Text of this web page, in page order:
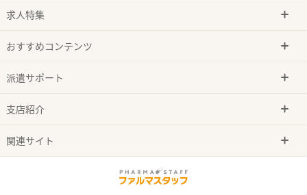
求人特集
おすすめコンテンツ
派遣サポート
支店紹介
関連サイト